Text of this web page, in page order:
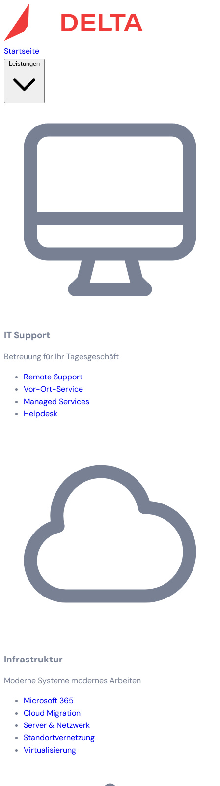
Startseite
IT Support
Betreuung für Ihr Tagesgeschäft
Remote Support
Vor-Ort-Service
Managed Services
Helpdesk
Infrastruktur
Moderne Systeme modernes Arbeiten
Microsoft 365
Cloud Migration
Server & Netzwerk
Standortvernetzung
Virtualisierung